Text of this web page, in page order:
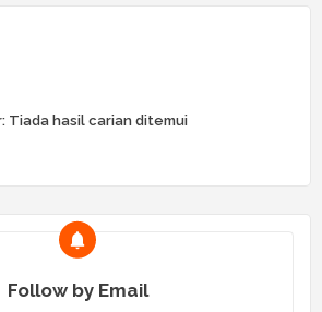
Tiada hasil carian ditemui
Follow by Email